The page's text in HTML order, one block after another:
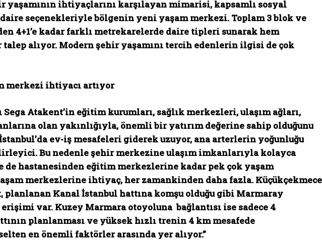
yaşamının ihtiyaçlarını karşılayan mimarisi, kapsamlı sosyal
seçenekleriyle bölgenin yeni yaşam merkezi. Toplam 3 blok ve
4+1’e kadar farklı metrekarelerde daire tipleri sunarak hem
alıyor. Modern şehir yaşamını tercih edenlerin ilgisi de çok
merkezi ihtiyacı artıyor
Atakent’in eğitim kurumları, sağlık merkezleri, ulaşım ağları,
olan yakınlığıyla, önemli bir yatırım değerine sahip olduğunu
ev-iş mesafeleri giderek uzuyor, ana arterlerin yoğunluğu
Bu nedenle şehir merkezine ulaşım imkanlarıyla kolayca
hastanesinden eğitim merkezlerine kadar pek çok yaşam
merkezlerine ihtiyaç, her zamankinden daha fazla. Küçükçekmece
planlanan Kanal İstanbul hattına komşu olduğu gibi Marmaray
erişimi var. Kuzey Marmara otoyoluna bağlantısı ise sadece 4
planlanması ve yüksek hızlı trenin 4 km mesafede
en önemli faktörler arasında yer alıyor.”